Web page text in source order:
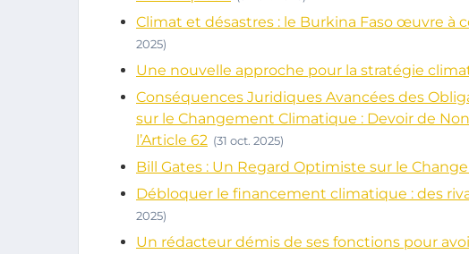
Climat et désastres : le Burkina Faso œuvre à
2025)
Une nouvelle approche pour la stratégie
Conséquences Juridiques Avancées des
sur le Changement Climatique : Devoir de
l’Article 62 (31 oct. 2025)
Bill Gates : Un Regard Optimiste sur le
Débloquer le financement climatique : des
2025)
Un rédacteur démis de ses fonctions pour